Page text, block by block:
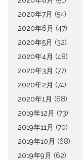
2020年7月 (54)
2020年6月 (47)
2020年5月 (32)
2020年4月 (48)
2020年3月 (77)
2020年2月 (74)
2020年1月 (68)
2019年12月 (73)
2019年11月 (70)
2019年10月 (68)
2019年9月 (62)